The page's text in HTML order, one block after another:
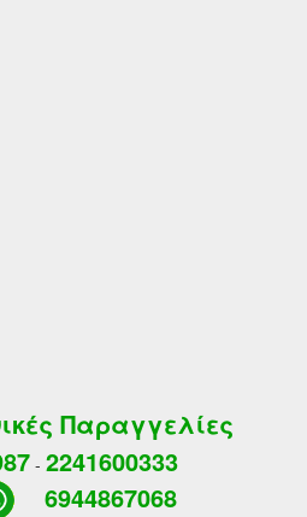
Παραγγελίες
- 2241600333
6944867068